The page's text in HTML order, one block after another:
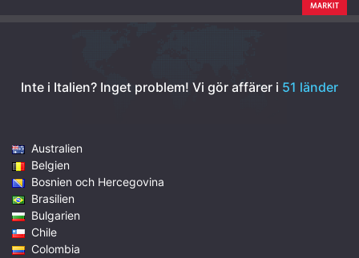
Inte i Italien? Inget problem! Vi gör affärer i 51 länder
Australien
Belgien
Bosnien och Hercegovina
Brasilien
Bulgarien
Chile
Colombia